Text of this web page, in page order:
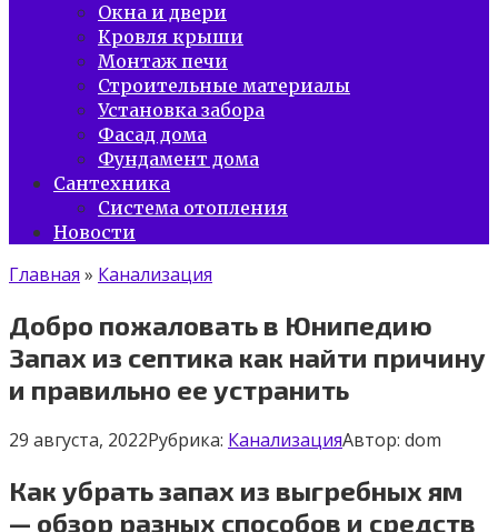
Окна и двери
Кровля крыши
Монтаж печи
Строительные материалы
Установка забора
Фасад дома
Фундамент дома
Сантехника
Система отопления
Новости
Главная » Канализация
Добро пожаловать в Юнипедию
Запах из септика как найти причину
и правильно ее устранить
29 августа, 2022Рубрика: КанализацияАвтор: dom
Как убрать запах из выгребных ям
— обзор разных способов и средств